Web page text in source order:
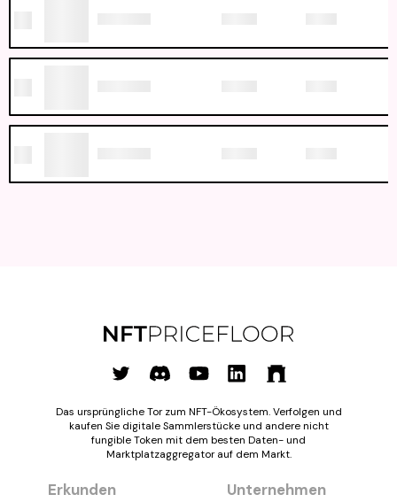
Das ursprüngliche Tor zum NFT-Ökosystem. Verfolgen und
kaufen Sie digitale Sammlerstücke und andere nicht
fungible Token mit dem besten Daten- und
Marktplatzaggregator auf dem Markt.
Erkunden Unternehmen